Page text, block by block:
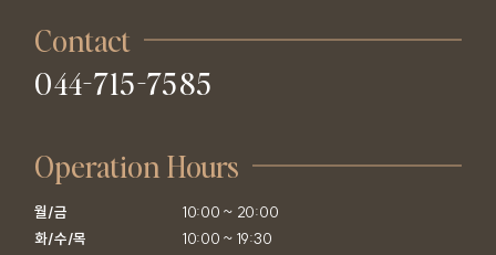
Contact
044-715-7585
Operation Hours
월/금
화/수/목
10:00 ~ 20:00
10:00 ~ 19:30